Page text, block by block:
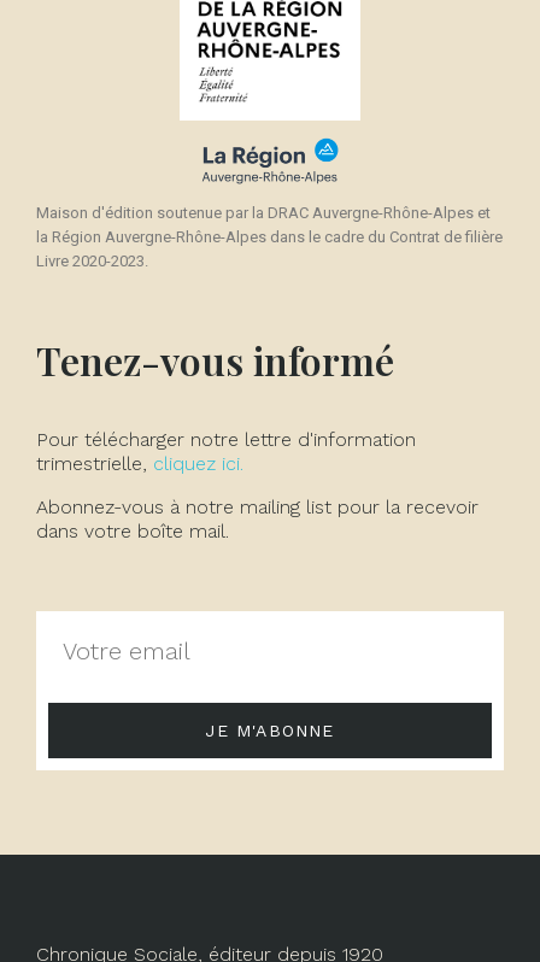
Créer une nouvelle liste
Annuler
Maison d'édition soutenue par la DRAC Auvergne-Rhône-Alpes et
la Région Auvergne-Rhône-Alpes dans le cadre du Contrat de filière
Livre 2020-2023.
Tenez-vous informé
Pour télécharger notre lettre d'information
trimestrielle, cliquez ici.
Abonnez-vous à notre mailing list pour la recevoir
dans votre boîte mail.
JE M'ABONNE
Chronique Sociale, éditeur depuis 1920